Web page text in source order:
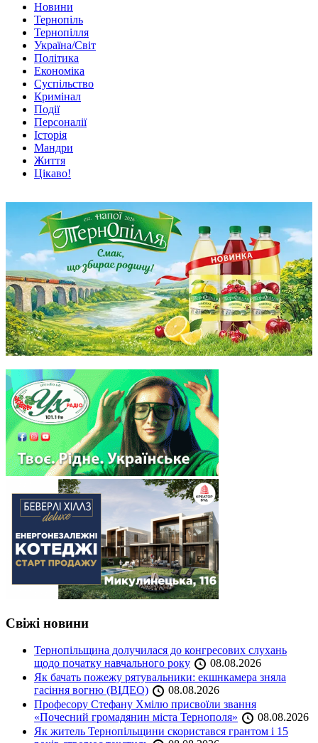
Новини
Тернопіль
Тернопілля
Україна/Світ
Політика
Економіка
Суспільство
Кримінал
Події
Персоналії
Історія
Мандри
Життя
Цікаво!
Свіжі новини
Тернопільщина долучилася до конгресових слухань
щодо початку навчального року
08.08.2026
Як бачать пожежу рятувальники: екшнкамера зняла
гасіння вогню (ВІДЕО)
08.08.2026
Професору Стефану Хмілю присвоїли звання
«Почесний громадянин міста Тернополя»
08.08.2026
Як житель Тернопільщини скористався грантом і 15